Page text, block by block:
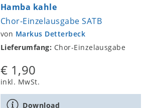
Hamba kahle
Chor-Einzelausgabe SATB
von Markus Detterbeck
Lieferumfang: Chor-Einzelausgabe
€ 1,90
inkl. MwSt.
Download